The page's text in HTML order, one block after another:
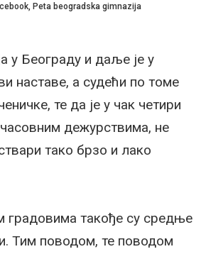
Peta beogradska gimnazija
у Београду и даље је у
наставе, а судећи по томе
те да је у чак четири
дежурствима, не
тако брзо и лако
градовима такође су средње
Тим поводом, те поводом